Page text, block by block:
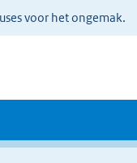
voor het ongemak.